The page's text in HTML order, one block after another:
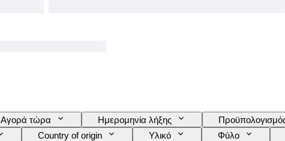
Αγορά τώρα Ημερομηνία λήξης
Country of origin Υλικό Φύλο